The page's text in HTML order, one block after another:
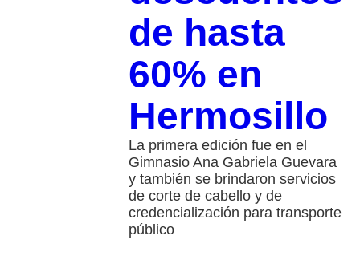
de hasta
60% en
Hermosillo
La primera edición fue en el
Gimnasio Ana Gabriela Guevara
y también se brindaron servicios
de corte de cabello y de
credencialización para transporte
público